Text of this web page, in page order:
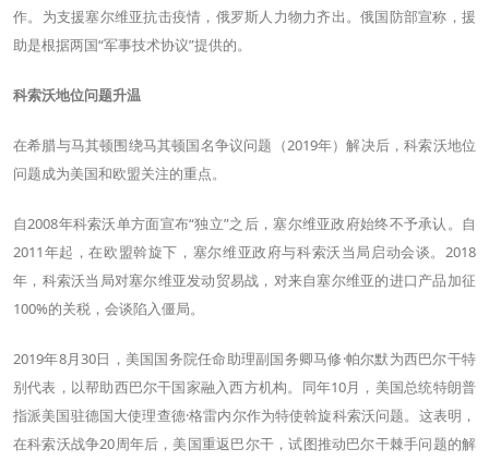
作。为支援塞尔维亚抗击疫情，俄罗斯人力物力齐出。俄国防部宣称，援
助是根据两国“军事技术协议”提供的。
科索沃地位问题升温
在希腊与马其顿围绕马其顿国名争议问题（2019年）解决后，科索沃地位
问题成为美国和欧盟关注的重点。
自2008年科索沃单方面宣布“独立”之后，塞尔维亚政府始终不予承认。自
2011年起，在欧盟斡旋下，塞尔维亚政府与科索沃当局启动会谈。2018
年，科索沃当局对塞尔维亚发动贸易战，对来自塞尔维亚的进口产品加征
100%的关税，会谈陷入僵局。
2019年8月30日，美国国务院任命助理副国务卿马修·帕尔默为西巴尔干特
别代表，以帮助西巴尔干国家融入西方机构。同年10月，美国总统特朗普
指派美国驻德国大使理查德·格雷内尔作为特使斡旋科索沃问题。这表明，
在科索沃战争20周年后，美国重返巴尔干，试图推动巴尔干棘手问题的解